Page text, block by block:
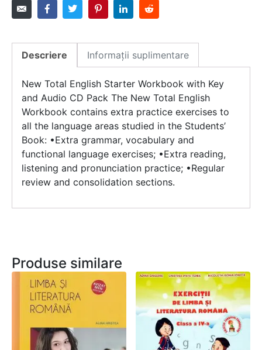
Descriere Informații suplimentare
New Total English Starter Workbook with Key
and Audio CD Pack The New Total English
Workbook contains extra practice exercises to
all the language areas studied in the Students’
Book: •Extra grammar, vocabulary and
functional language exercises; •Extra reading,
listening and pronunciation practice; •Regular
review and consolidation sections.
Produse similare